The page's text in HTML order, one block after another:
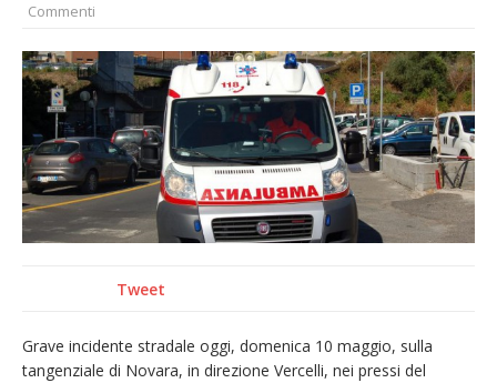
La Pro verso l’avvio della Stagione
La Regione stanzia oltre 38mila euro per il
carnevale di Santhià. La soddisfazione della
Pro Loco
Dieci anni fa l’ingresso a Vercelli
dell’arcivescovo mons. Marco Arnolfo
Commenti
Tweet
Grave incidente stradale oggi, domenica 10 maggio, sulla
tangenziale di Novara, in direzione Vercelli, nei pressi del